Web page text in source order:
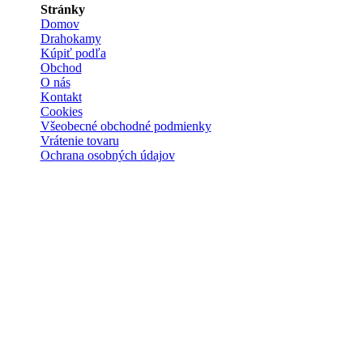
Stránky
Domov
Drahokamy
Kúpiť podľa
Obchod
O nás
Kontakt
Cookies
Všeobecné obchodné podmienky
Vrátenie tovaru
Ochrana osobných údajov